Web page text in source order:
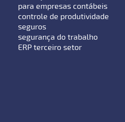
para empresas contábeis
controle de produtividade
seguros
segurança do trabalho
ERP terceiro setor